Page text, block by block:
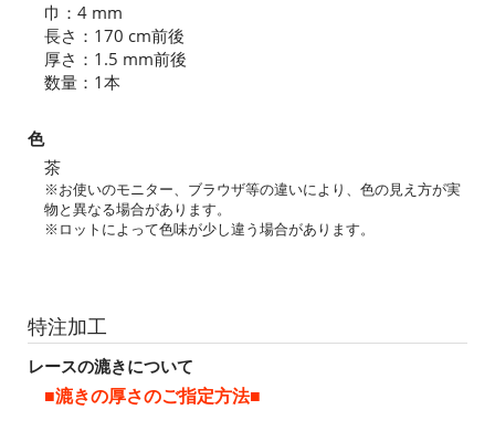
巾：4 mm
長さ：170 cm前後
厚さ：1.5 mm前後
数量：1本
色
茶
※お使いのモニター、ブラウザ等の違いにより、色の見え方が実
物と異なる場合があります。
※ロットによって色味が少し違う場合があります。
特注加工
レースの漉きについて
■漉きの厚さのご指定方法■